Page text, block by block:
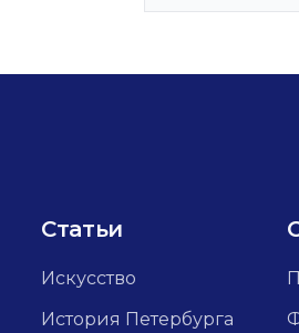
Статьи
Искусство
История Петербурга